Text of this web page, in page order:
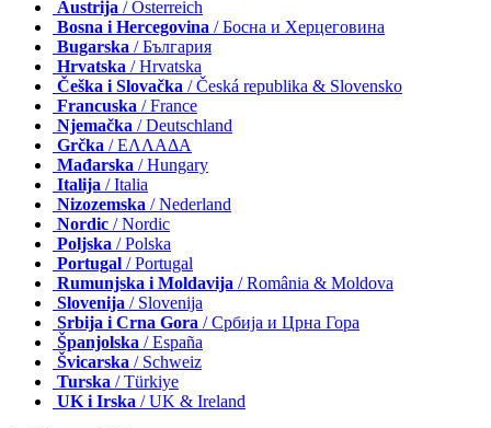
Austrija / Österreich
Bosna i Hercegovina / Босна и Херцеговина
Bugarska / България
Hrvatska / Hrvatska
Češka i Slovačka / Česká republika & Slovensko
Francuska / France
Njemačka / Deutschland
Grčka / ΕΛΛΑΔΑ
Mađarska / Hungary
Italija / Italia
Nizozemska / Nederland
Nordic / Nordic
Poljska / Polska
Portugal / Portugal
Rumunjska i Moldavija / România & Moldova
Slovenija / Slovenija
Srbija i Crna Gora / Србија и Црна Гора
Španjolska / España
Švicarska / Schweiz
Turska / Türkiye
UK i Irska / UK & Ireland